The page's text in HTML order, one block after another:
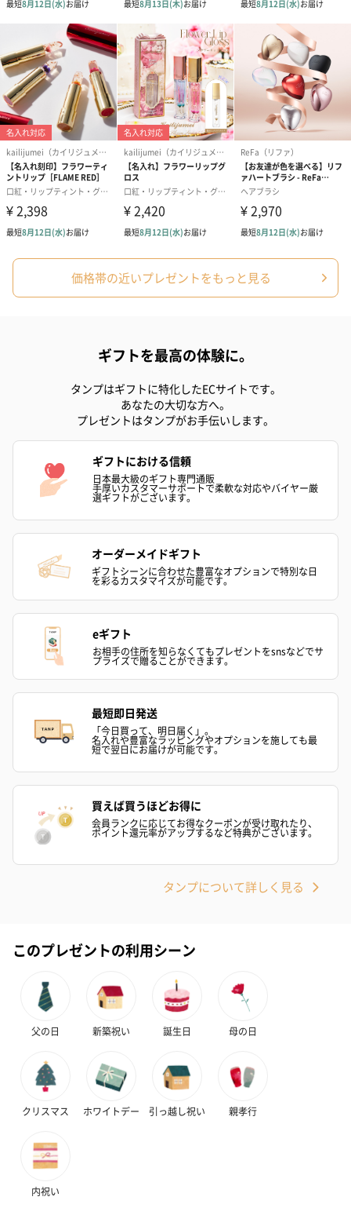
ハンドクリーム3本セッ
ト【ありがとう】
（1,100円）
シャワージェル＆ハン
ドクリーム（ピンクグ
レープフルーツ）
（2,145円）
シャワージェ
ドクリーム（
ッシュローズ
円）
リラックスグッズ
リラックスグッズを同梱してお届けします。
かき氷入浴剤4点セット
かき氷入浴剤4点セット
（イエロー）（748円）
ハンドタオル・ハンカチ
ハンドタオル・ハンカチを同梱してお届けいたします。ギフトへ
の＋αにおすすめです。
花束ハンドタオル（ピ
ンク）（1,760円）
花束ハンドタオル（ブ
ルー）（1,760円）
花束ハンドタ
キャンドル・お香
キャンドル・お香を同梱してお届けいたします。
ンセンススティック
（END）（880円）
ンセンススティック
（St.OSMANTHUS）
（880円）
お酒
お酒を同梱してお届けいたします。
※20歳未満の方への酒類の販売はいたしません。
価格帯の近いプレゼントをもっと見る
ギフトを最高の体験に。
タンプはギフトに特化したECサイトです。
あなたの大切な方へ。
プレゼントはタンプがお手伝いします。
ギフトにおける信頼
日本最大級のギフト専門通販
手厚いカスタマーサポートで柔軟な対応やバイヤー厳
選ギフトがございます。
オーダーメイドギフト
ギフトシーンに合わせた豊富なオプションで特別な日
を彩るカスタマイズが可能です。
eギフト
お相手の住所を知らなくてもプレゼントをsnsなどでサ
プライズで贈ることができます。
最短即日発送
「今日買って、明日届く」。
名入れや豊富なラッピングやオプションを施しても最
短で翌日にお届けが可能です。
買えば買うほどお得に
会員ランクに応じてお得なクーポンが受け取れたり、
ポイント還元率がアップするなど特典がございます。
タンプについて詳しく見る
このプレゼントの利用シーン
父の日 新築祝い 誕生日 母の日
クリスマス ホワイトデー 引っ越し祝い 親孝行
内祝い